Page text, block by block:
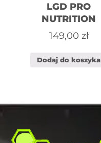
LGD PRO
NUTRITION
149,00 zł
Dodaj do koszyka